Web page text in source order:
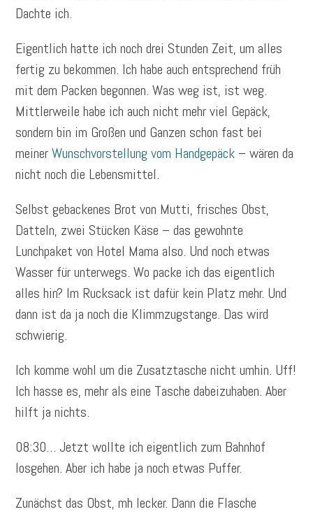
Dachte ich.
Eigentlich hatte ich noch drei Stunden Zeit, um alles
fertig zu bekommen. Ich habe auch entsprechend früh
mit dem Packen begonnen. Was weg ist, ist weg.
Mittlerweile habe ich auch nicht mehr viel Gepäck,
sondern bin im Großen und Ganzen schon fast bei
meinerWunschvorstellung vom Handgepäck – wären da
nicht noch die Lebensmittel.
Selbst gebackenes Brot von Mutti, frisches Obst,
Datteln, zwei Stücken Käse – das gewohnte
Lunchpaket von Hotel Mama also. Und noch etwas
Wasser für unterwegs. Wo packe ich das eigentlich
alles hin? Im Rucksack ist dafür kein Platz mehr. Und
dann ist da ja noch die Klimmzugstange. Das wird
schwierig.
Ich komme wohl um die Zusatztasche nicht umhin. Uff!
Ich hasse es, mehr als eine Tasche dabeizuhaben. Aber
hilft ja nichts.
08:30… Jetzt wollte ich eigentlich zum Bahnhof
losgehen. Aber ich habe ja noch etwas Puffer.
Zunächst das Obst, mh lecker. Dann die Flasche